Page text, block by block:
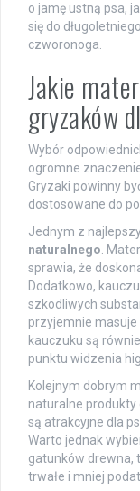
o jamę ustną psa,
się do
czworonoga.
Jakie
gryzaków
Wybór
ogromne
Gryzaki powinny
dostosowane do
Jednym z
naturalnego.
sprawia, że
Dodatkowo,
szkodliwych
przyjemnie masuje
kauczuku są
punktu widzenia
Kolejnym dobrym
naturalne produkty
są atrakcyjne dla
Warto jednak
gatunków drewna,
trwałe i mniej